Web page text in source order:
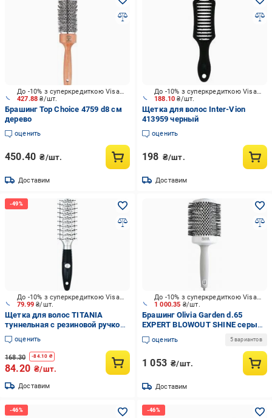
427.88₴/шт.
До -10% з суперкредиткою Visa Вигода
Брашинг Top Choice 4759 d8 см
дерево
оценить
450.40 ₴/шт.
Доставим
188.10₴/шт.
До -10% з суперкредиткою Visa Вигода
Щетка для волос Inter-Vion
413959 черный
оценить
198 ₴/шт.
Доставим
79.99₴/шт.
До -10% з суперкредиткою Visa Вигода
Щетка для волос TITANIA
туннельная с резиновой ручкой
1764 серебристый
оценить
168.30 -84.10 ₴
84.20 ₴/шт.
Доставим
1 000.35 ₴/шт.
До -10% з суперкредиткою Visa Вигода
Брашинг Olivia Garden d.65
EXPERT BLOWOUT SHINE серый
с белым
оценить 5 вариантов
1 053 ₴/шт.
Доставим